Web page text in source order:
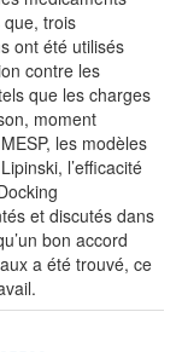
trois
ont été utilisés
contre les
que les charges
moment
les modèles
l’efficacité
et discutés dans
bon accord
a été trouvé, ce